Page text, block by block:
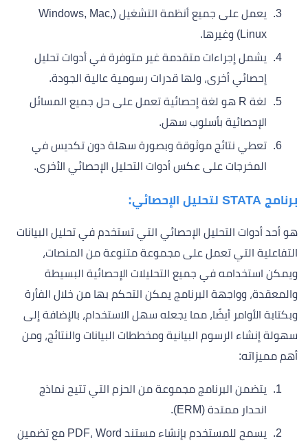
يعمل على جميع أنظمة التشغيل (Windows, Mac,
Linux) وغيرها.
يشمل إجراءات متقدمة غير متوفرة في أدوات تحليل
إحصائي أخرى، ولها قدرات رسومية عالية الجودة.
لغة R هو لغة إحصائية تعمل على حل جميع المسائل
الإحصائية بأسلوب سهل.
تعطي نتائج موثوقة وبصورة سهلة دون تكديس في
المخرجات على عكس أدوات التحليل الإحصائي الأخرى.
برنامج STATA لتحليل الإحصائي:
هو أحد أدوات التحليل الإحصائي التي تستخدم في تحليل البيانات
التفاعلية التي تعمل على مجموعة متنوعة من المنصات،
ويمكن استخدامه في جميع التحليلات الإحصائية البسيطة
والمعقدة، وواجهة البرنامج يمكن التحكم بها من خلال الفأرة
وبكتابة الأوامر أيضًا، مما يجعله سهل الاستخدام، بالإضافة إلى
سهولة إنشاء الرسوم البيانية ومخططات البيانات والنتائج، ومن
أهم مميزاته:
يتضمن البرنامج مجموعة من الحزم التي تتيح نماذج
انحدار ممتدة (ERM).
يسمح للمستخدم بإنشاء مستند PDF، Word مع تضمين